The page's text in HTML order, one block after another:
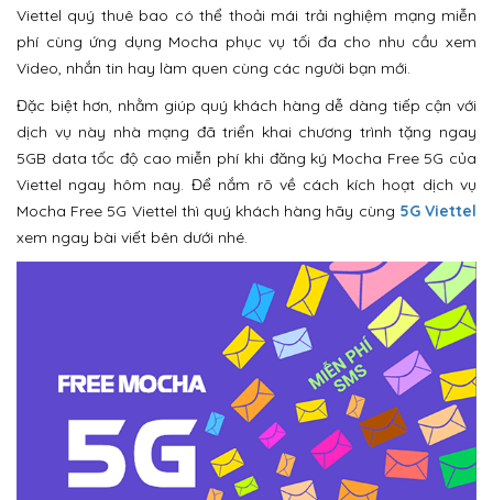
Viettel quý thuê bao có thể thoải mái trải nghiệm mạng miễn
phí cùng ứng dụng Mocha phục vụ tối đa cho nhu cầu xem
Video, nhắn tin hay làm quen cùng các người bạn mới.
Đặc biệt hơn, nhằm giúp quý khách hàng dễ dàng tiếp cận với
dịch vụ này nhà mạng đã triển khai chương trình tặng ngay
5GB data tốc độ cao miễn phí khi đăng ký Mocha Free 5G của
Viettel ngay hôm nay. Để nắm rõ về cách kích hoạt dịch vụ
Mocha Free 5G Viettel thì quý khách hàng hãy cùng 5G Viettel
xem ngay bài viết bên dưới nhé.